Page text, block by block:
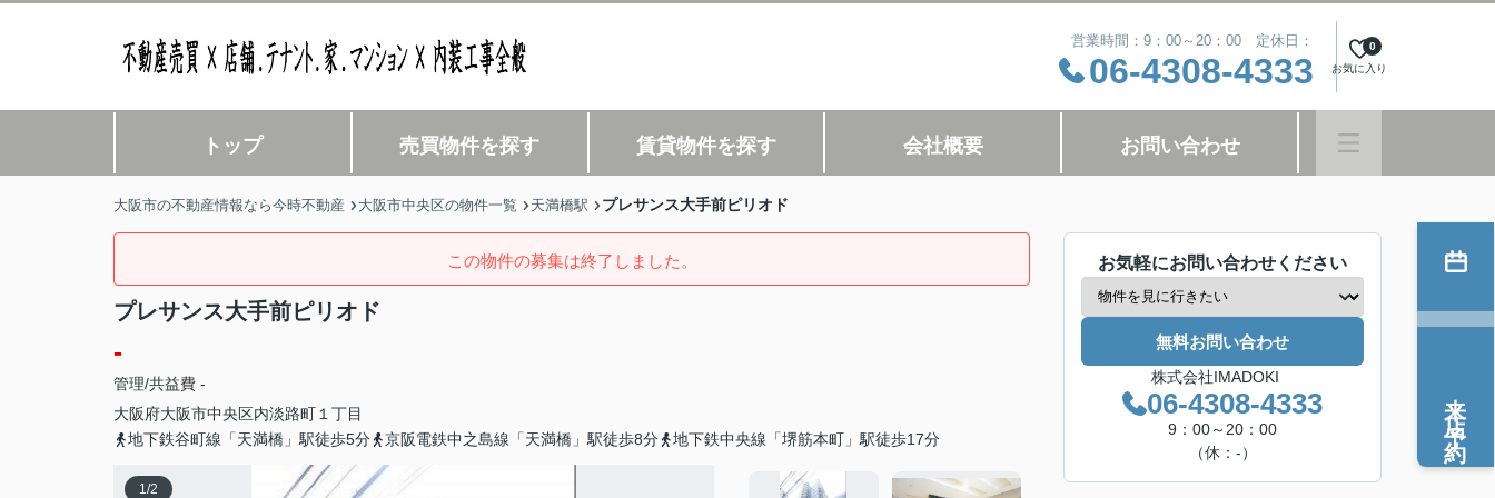
営業時間：9：00～20：00 定休日：
06-4308-4333 お気に入り
0
トップ 売買物件を探す 賃貸物件を探す 会社概要 お問い合わせ
大阪市の不動産情報なら今時不動産 大阪市中央区の物件一覧 天満橋駅 プレサンス大手前ピリオド
この物件の募集は終了しました。
プレサンス大手前ピリオド
-
管理/共益費 -
大阪府大阪市中央区内淡路町 １丁目
地下鉄谷町線「天満橋」駅徒歩5分
京阪電鉄中之島線「天満橋」駅徒歩8分 地下鉄中央線「堺筋本町」駅徒歩17分
1/2
お気軽にお問い合わせください
無料お問い合わせ
株式会社IMADOKI
06-4308-4333
9：00～20：00
（休：-）
来店予約